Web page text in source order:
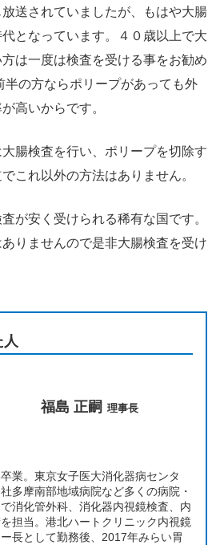
送されていましたが、もはや大腸
となっています。４０歳以上で大
は一度は検査を受ける事をお勧め
半の方ならポリープがあっても外
高いからです。
腸検査を行い、ポリープを切除す
これ以外の方法はありません。
が安く受けられる稀有な国です。
りませんので是非大腸検査を受け
人
福島 正嗣 理事長
業。東京女子医大消化器病センタ
多摩南部地域病院など多くの病院・
消化管外科、消化器内視鏡検査、内
担当。港北ハートクリニック内視鏡
長として勤務後、2017年みらい胃